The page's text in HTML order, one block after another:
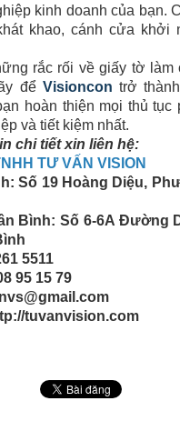
kinh doanh của bạn.
khao, cánh cửa khởi
rắc rối về giấy tờ làm
để Visioncon trở
hoàn thiện mọi thủ tục
và tiết kiệm nhất.
chi tiết xin liên hệ:
TƯ VẤN VISION
Số 19 Hoàng Diệu,
Bình: Số 6-6A Đường
5511
95 15 79
tuvanvision.com